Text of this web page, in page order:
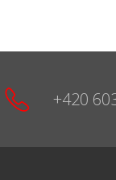
+420